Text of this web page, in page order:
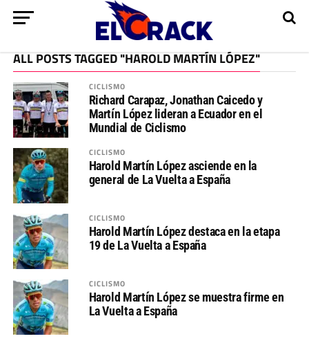
ALL POSTS TAGGED "HAROLD MARTÍN LÓPEZ"
CICLISMO
Richard Carapaz, Jonathan Caicedo y
Martín López lideran a Ecuador en el
Mundial de Ciclismo
CICLISMO
Harold Martín López asciende en la
general de La Vuelta a España
CICLISMO
Harold Martín López destaca en la etapa
19 de La Vuelta a España
CICLISMO
Harold Martín López se muestra firme en
La Vuelta a España